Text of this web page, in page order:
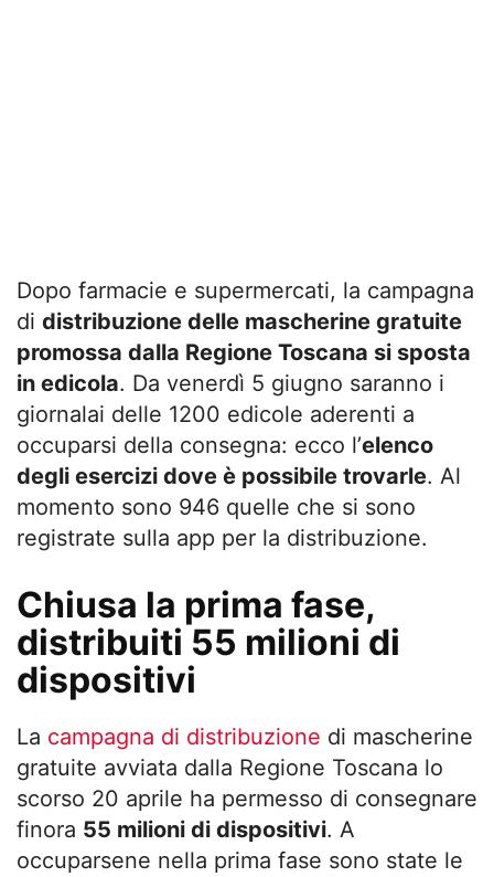
Dopo farmacie e supermercati, la campagna
di distribuzione delle mascherine gratuite
promossa dalla Regione Toscana si sposta
in edicola. Da venerdì 5 giugno saranno i
giornalai delle 1200 edicole aderenti a
occuparsi della consegna: ecco l’elenco
degli esercizi dove è possibile trovarle. Al
momento sono 946 quelle che si sono
registrate sulla app per la distribuzione.
Chiusa la prima fase,
distribuiti 55 milioni di
dispositivi
La campagna di distribuzione di mascherine
gratuite avviata dalla Regione Toscana lo
scorso 20 aprile ha permesso di consegnare
finora 55 milioni di dispositivi. A
occuparsene nella prima fase sono state le